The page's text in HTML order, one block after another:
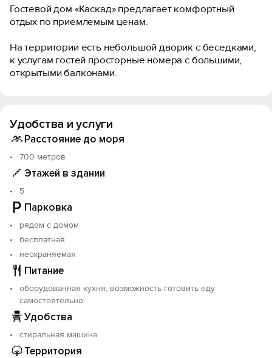
Гостевой дом «Каскад» предлагает комфортный
отдых по приемлемым ценам.
На территории есть небольшой дворик с беседками,
к услугам гостей просторные номера с большими,
открытыми балконами.
Удобства и услуги
Расстояние до моря
700 метров
Этажей в здании
5
Парковка
рядом с домом
бесплатная
неохраняемая
Питание
оборудованная кухня, возможность готовить еду
самостоятельно
Удобства
стиральная машина
Территория